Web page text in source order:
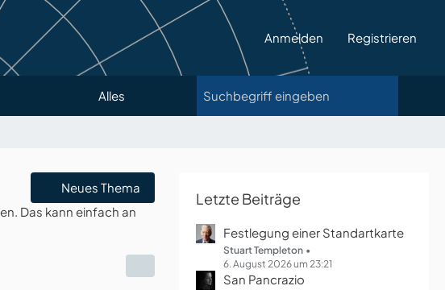
Anmelden Registrieren
Alles
Neues Thema
Das kann einfach an
Letzte Beiträge
Festlegung einer Standartkarte
Stuart Templeton
6. August 2026 um 23:21
San Pancrazio